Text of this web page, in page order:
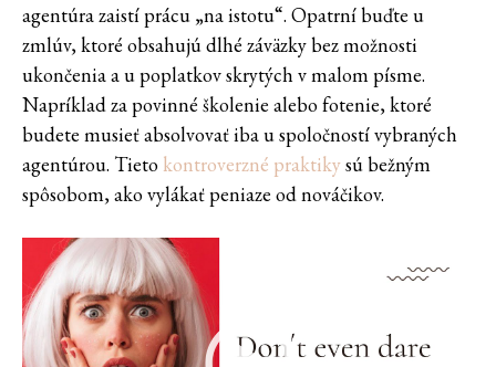
agentúra zaistí prácu „na istotu“. Opatrní buďte u
zmlúv, ktoré obsahujú dlhé záväzky bez možnosti
ukončenia a u poplatkov skrytých v malom písme.
Napríklad za povinné školenie alebo fotenie, ktoré
budete musieť absolvovať iba u spoločností vybraných
agentúrou. Tieto kontroverzné praktikysú bežným
spôsobom, ako vylákať peniaze od nováčikov.